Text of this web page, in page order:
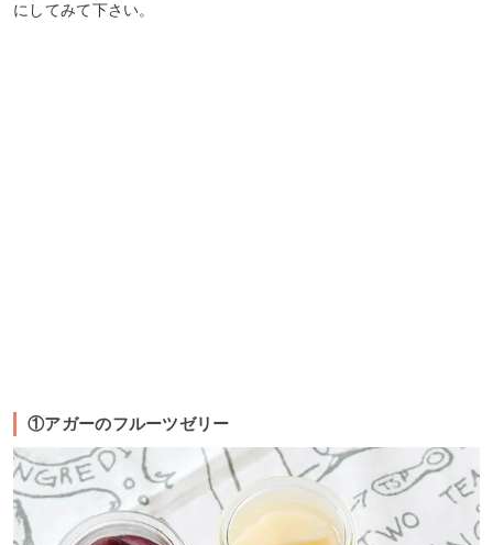
にしてみて下さい。
①アガーのフルーツゼリー